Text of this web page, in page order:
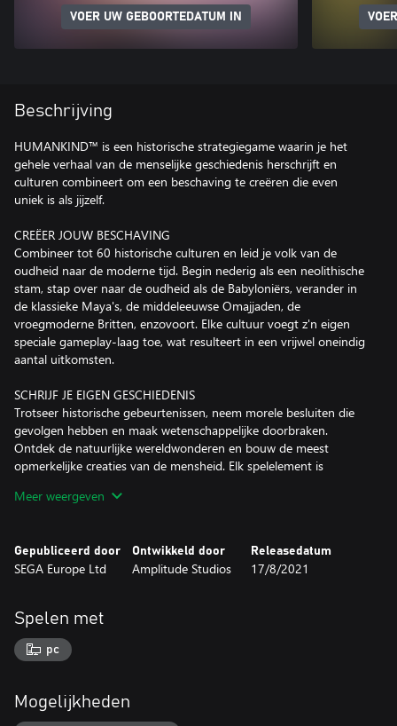
VOER UW GEBOORTEDATUM IN
Beschrijving
HUMANKIND™ is een historische strategiegame waarin je het
gehele verhaal van de menselijke geschiedenis herschrijft en
culturen combineert om een beschaving te creëren die even
uniek is als jijzelf.
CREËER JOUW BESCHAVING
Combineer tot 60 historische culturen en leid je volk van de
oudheid naar de moderne tijd. Begin nederig als een neolithische
stam, stap over naar de oudheid als de Babyloniërs, verander in
de klassieke Maya's, de middeleeuwse Omajjaden, de
vroegmoderne Britten, enzovoort. Elke cultuur voegt z'n eigen
speciale gameplay-laag toe, wat resulteert in een vrijwel oneindig
aantal uitkomsten.
SCHRIJF JE EIGEN GESCHIEDENIS
Trotseer historische gebeurtenissen, neem morele besluiten die
gevolgen hebben en maak wetenschappelijke doorbraken.
Ontdek de natuurlijke wereldwonderen en bouw de meest
opmerkelijke creaties van de mensheid. Elk spelelement is
te bouwen.
De reis is belangrijker dan de bestemming. Roem is een nieuwe
algemene overwinningsvoorwaarde. Elke grote daad die je stelt,
roem en laat een blijvende indruk achter op de wereld. De speler
met de grootste roem wint het spel. Ben jij degene die het
meeste indruk op de wereld maakt?
LUCHT
Elke strijd in HUMANKIND™ wordt uitgevochten als een mini
Meer weergeven
Gepubliceerd door
SEGA Europe Ltd
Ontwikkeld door
Amplitude Studios
Releasedatum
17/8/2021
Spelen met
pc
Mogelijkheden